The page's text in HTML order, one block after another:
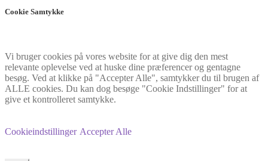
Cookie Samtykke
Vi bruger cookies på vores website for at give dig den mest
relevante oplevelse ved at huske dine præferencer og gentagne
besøg. Ved at klikke på "Accepter Alle", samtykker du til brugen af
ALLE cookies. Du kan dog besøge "Cookie Indstillinger" for at
give et kontrolleret samtykke.
Cookieindstillinger Accepter Alle